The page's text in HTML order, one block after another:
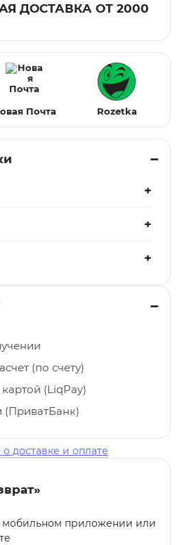
ДОСТАВКА ОТ 2000
Почта Rozetka
(по счету)
(LiqPay)
(ПриватБанк)
доставке и оплате
приложении или